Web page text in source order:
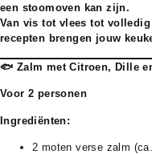
een stoomoven kan zijn.
Van vis tot vlees tot
recepten brengen jouw
🐟 Zalm met Citroen, Dille
Voor 2 personen
Ingrediënten:
2 moten verse zalm